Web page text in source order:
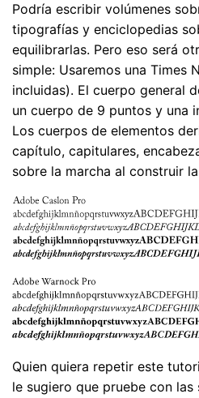
Podría escribir volúmenes
tipografías y enciclopedias
equilibrarlas. Pero eso será
simple: Usaremos una Times
incluidas). El cuerpo general
un cuerpo de 9 puntos y una
Los cuerpos de elementos
capítulo, capitulares,
sobre la marcha al construir
Quien quiera repetir este
le sugiero que pruebe con las